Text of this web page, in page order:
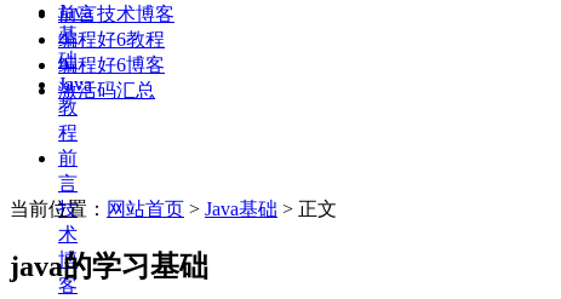
Java
基
础
Java
教
程
前
言
技
术
博
客
前言技术博客
编程好6教程
编程好6博客
激活码汇总
当前位置： 网站首页 > Java基础 > 正文
java的学习基础